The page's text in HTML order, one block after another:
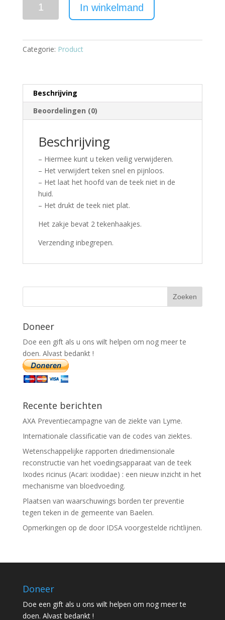
In winkelmand
Categorie: Product
Beschrijving
Beoordelingen (0)
Beschrijving
– Hiermee kunt u teken veilig verwijderen.
– Het verwijdert teken snel en pijnloos.
– Het laat het hoofd van de teek niet in de
huid.
– Het drukt de teek niet plat.
Het zakje bevat 2 tekenhaakjes.
Verzending inbegrepen.
Doneer
Doe een gift als u ons wilt helpen om nog meer te
doen. Alvast bedankt !
Recente berichten
AXA Preventiecampagne van de ziekte van Lyme.
Internationale classificatie van de codes van ziektes.
Wetenschappelijke rapporten driedimensionale
reconstructie van het voedingsapparaat van de teek
Ixodes ricinus (Acari: ixodidae) : een nieuw inzicht in het
mechanisme van bloedvoeding.
Plaatsen van waarschuwings borden ter preventie
tegen teken in de gemeente van Baelen.
Opmerkingen op de door IDSA voorgestelde richtlijnen.
Doneer
Doe een gift als u ons wilt helpen om nog meer te
doen. Alvast bedankt !